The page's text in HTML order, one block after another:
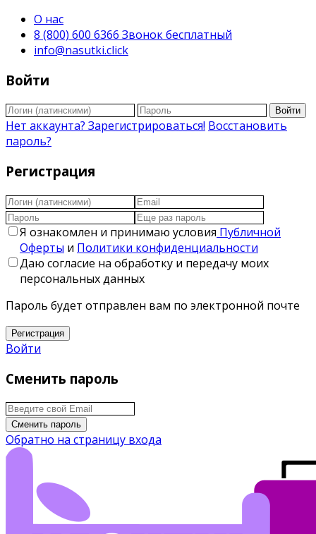
О нас
8 (800) 600 6366 Звонок бесплатный
info@nasutki.click
Войти
Войти
Нет аккаунта? Зарегистрироваться! Восстановить
пароль?
Регистрация
Я ознакомлен и принимаю условия Публичной
Оферты и Политики конфиденциальности
Даю согласие на обработку и передачу моих
персональных данных
Пароль будет отправлен вам по электронной почте
Регистрация
Войти
Сменить пароль
Сменить пароль
Обратно на страницу входа